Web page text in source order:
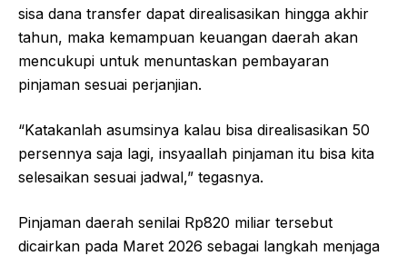
sisa dana transfer dapat direalisasikan hingga akhir
tahun, maka kemampuan keuangan daerah akan
mencukupi untuk menuntaskan pembayaran
pinjaman sesuai perjanjian.
“Katakanlah asumsinya kalau bisa direalisasikan 50
persennya saja lagi, insyaallah pinjaman itu bisa kita
selesaikan sesuai jadwal,” tegasnya.
Pinjaman daerah senilai Rp820 miliar tersebut
dicairkan pada Maret 2026 sebagai langkah menjaga